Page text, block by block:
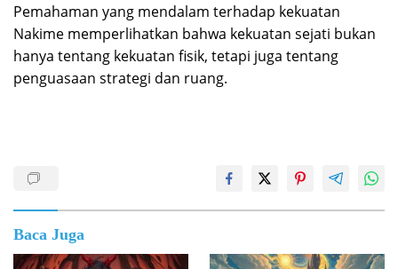
Pemahaman yang mendalam terhadap kekuatan
Nakime memperlihatkan bahwa kekuatan sejati bukan
hanya tentang kekuatan fisik, tetapi juga tentang
penguasaan strategi dan ruang.
Baca Juga